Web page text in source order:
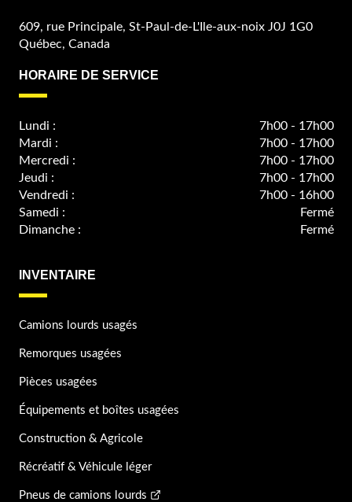
609, rue Principale, St-Paul-de-L'Ile-aux-noix J0J 1G0
Québec, Canada
HORAIRE DE SERVICE
Lundi :
7h00 - 17h00
Mardi :
7h00 - 17h00
Mercredi :
7h00 - 17h00
Jeudi :
7h00 - 17h00
Vendredi :
7h00 - 16h00
Samedi :
Fermé
Dimanche :
Fermé
INVENTAIRE
Camions lourds usagés
Remorques usagées
Pièces usagées
Équipements et boîtes usagées
Construction & Agricole
Récréatif & Véhicule léger
Pneus de camions lourds